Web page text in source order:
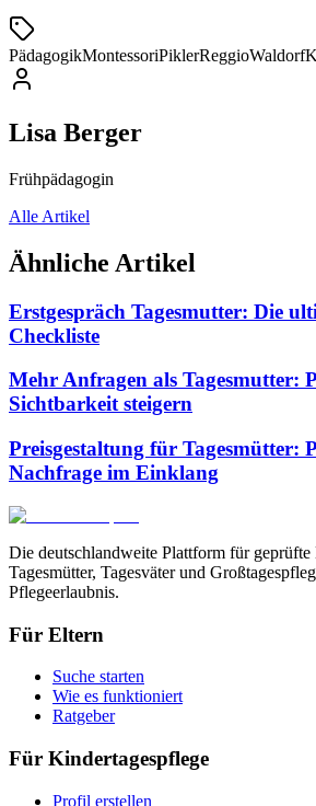
PädagogikMontessoriPiklerReggioWaldorf
Lisa Berger
Frühpädagogin
Alle Artikel
Ähnliche Artikel
Erstgespräch Tagesmutter: Die
Checkliste
Mehr Anfragen als Tagesmutter:
Sichtbarkeit steigern
Preisgestaltung für Tagesmütter:
Nachfrage im Einklang
Die deutschlandweite Plattform für
Tagesmütter, Tagesväter und
Pflegeerlaubnis.
Für Eltern
Suche starten
Wie es funktioniert
Ratgeber
Für Kindertagespflege
Profil erstellen